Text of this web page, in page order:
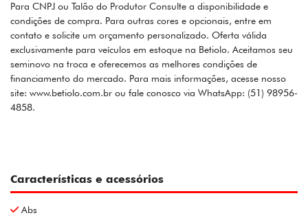
Para CNPJ ou Talão do Produtor Consulte a disponibilidade e
condições de compra. Para outras cores e opcionais, entre em
contato e solicite um orçamento personalizado. Oferta válida
exclusivamente para veículos em estoque na Betiolo. Aceitamos seu
seminovo na troca e oferecemos as melhores condições de
financiamento do mercado. Para mais informações, acesse nosso
site: www.betiolo.com.br ou fale conosco via WhatsApp: (51) 98956-
4858.
Características e acessórios
Abs